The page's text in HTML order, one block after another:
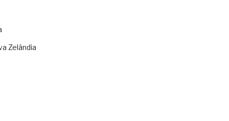
Zelândia